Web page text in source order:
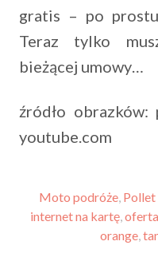
gratis – po
Teraz tylko
bieżącej umowy…
źródło obrazków:
youtube.com
Moto podróże, Pollet
internet na kartę
orange